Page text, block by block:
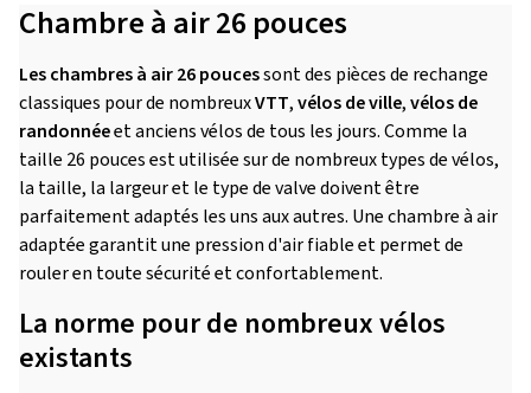
Chambre à air 26 pouces
Les chambres à air 26 poucessont des pièces de rechange
classiques pour de nombreuxVTT,vélos de ville,vélos de
randonnéeet anciens vélos de tous les jours. Comme la
taille 26 pouces est utilisée sur de nombreux types de vélos,
la taille, la largeur et le type de valve doivent être
parfaitement adaptés les uns aux autres. Une chambre à air
adaptée garantit une pression d'air fiable et permet de
rouler en toute sécurité et confortablement.
La norme pour de nombreux vélos
existants